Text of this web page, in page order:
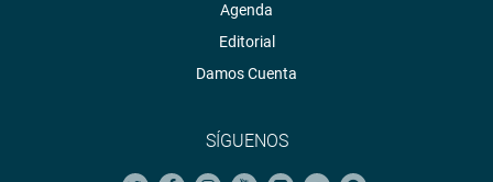
Agenda
Editorial
Damos Cuenta
SÍGUENOS